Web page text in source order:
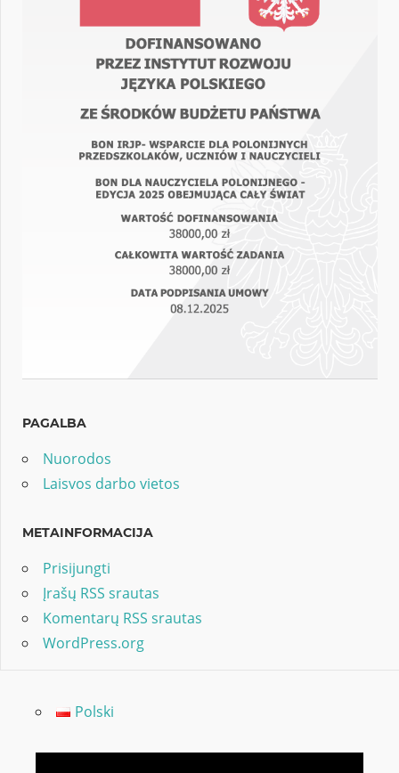
PAGALBA
Nuorodos
Laisvos darbo vietos
METAINFORMACIJA
Prisijungti
Įrašų RSS srautas
Komentarų RSS srautas
WordPress.org
Polski